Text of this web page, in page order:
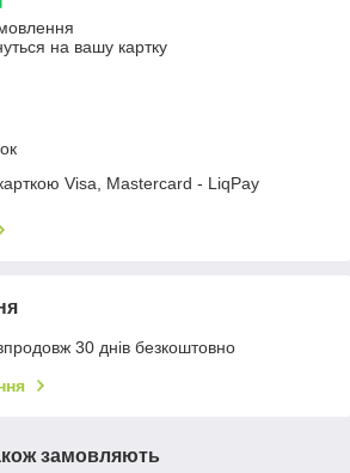
на вашу картку
Visa, Mastercard - LiqPay
30 днів безкоштовно
замовляють